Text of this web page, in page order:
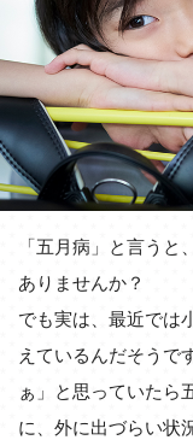
「五月病」と言う
ありませんか？
でも実は、最近では
えているんだそうで
ぁ」と思っていたら
に、外に出づらい状